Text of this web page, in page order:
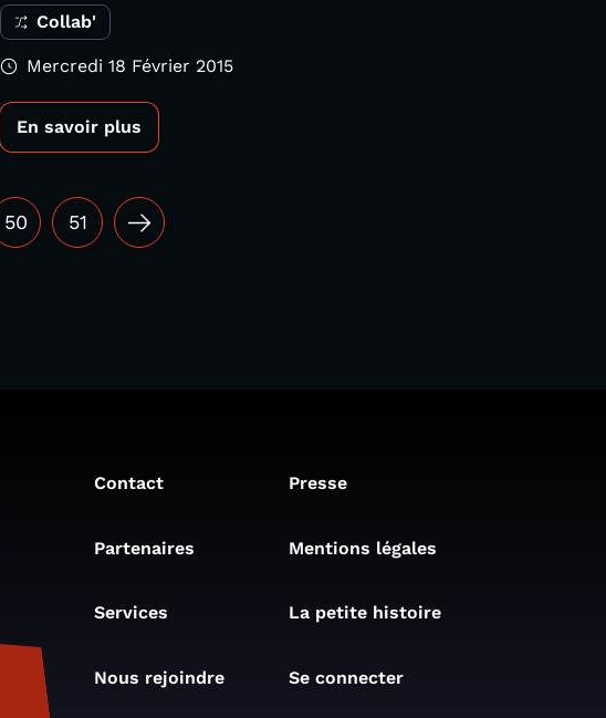
Collab'
Mercredi 18 Février 2015
En savoir plus
50 51
Contact Presse
Partenaires Mentions légales
Services La petite histoire
Nous rejoindre Se connecter